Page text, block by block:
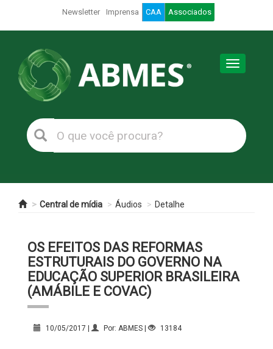
Newsletter Imprensa CAA Associados
Toggle
Central de mídia Áudios Detalhe
OS EFEITOS DAS REFORMAS
ESTRUTURAIS DO GOVERNO NA
EDUCAÇÃO SUPERIOR BRASILEIRA
(AMÁBILE E COVAC)
10/05/2017 | Por: ABMES | 13184